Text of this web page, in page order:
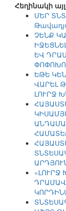
Հեղինակի այլ
ՄԵՐ
ՉԵՆՔ
ԵՎ
ԵԹԵ
ՎԱՐԵԼ
ԼՈՒՐՋ
«ԼՈՒՐՋ